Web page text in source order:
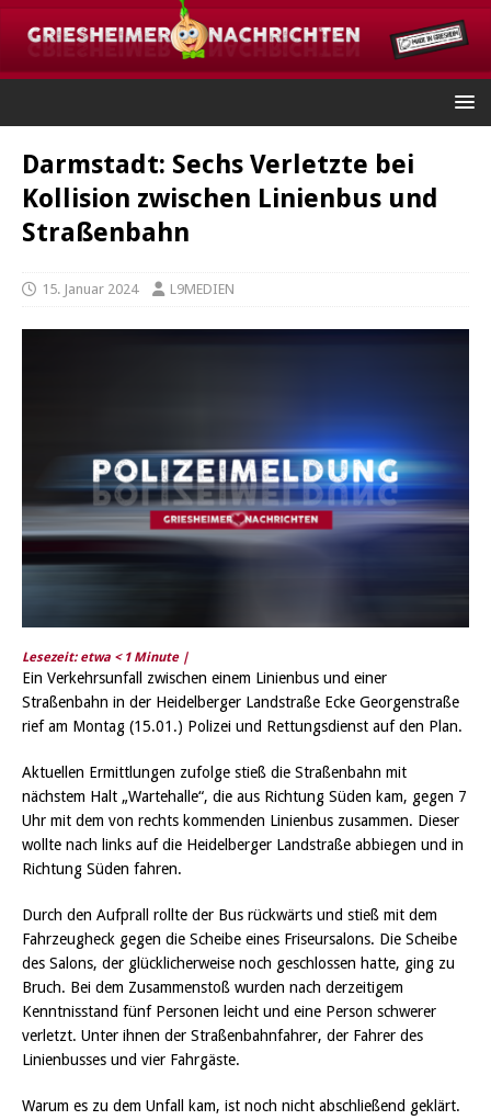
Darmstadt: Sechs Verletzte bei
Kollision zwischen Linienbus und
Straßenbahn
15. Januar 2024 L9MEDIEN
Lesezeit: etwa < 1 Minute |
Ein Verkehrsunfall zwischen einem Linienbus und einer
Straßenbahn in der Heidelberger Landstraße Ecke Georgenstraße
rief am Montag (15.01.) Polizei und Rettungsdienst auf den Plan.
Aktuellen Ermittlungen zufolge stieß die Straßenbahn mit
nächstem Halt „Wartehalle“, die aus Richtung Süden kam, gegen 7
Uhr mit dem von rechts kommenden Linienbus zusammen. Dieser
wollte nach links auf die Heidelberger Landstraße abbiegen und in
Richtung Süden fahren.
Durch den Aufprall rollte der Bus rückwärts und stieß mit dem
Fahrzeugheck gegen die Scheibe eines Friseursalons. Die Scheibe
des Salons, der glücklicherweise noch geschlossen hatte, ging zu
Bruch. Bei dem Zusammenstoß wurden nach derzeitigem
Kenntnisstand fünf Personen leicht und eine Person schwerer
verletzt. Unter ihnen der Straßenbahnfahrer, der Fahrer des
Linienbusses und vier Fahrgäste.
Warum es zu dem Unfall kam, ist noch nicht abschließend geklärt.